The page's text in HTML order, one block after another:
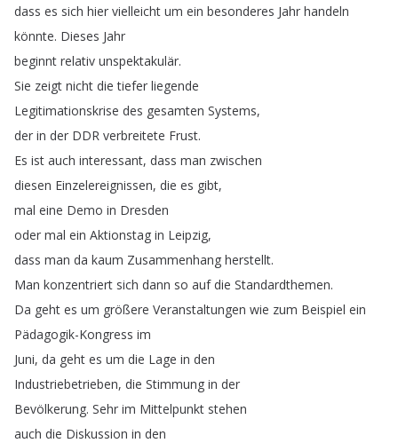
dass es sich hier vielleicht um ein besonderes Jahr handeln
könnte. Dieses Jahr
beginnt relativ unspektakulär.
Sie zeigt nicht die tiefer liegende
Legitimationskrise des gesamten Systems,
der in der DDR verbreitete Frust.
Es ist auch interessant, dass man zwischen
diesen Einzelereignissen, die es gibt,
mal eine Demo in Dresden
oder mal ein Aktionstag in Leipzig,
dass man da kaum Zusammenhang herstellt.
Man konzentriert sich dann so auf die Standardthemen.
Da geht es um größere Veranstaltungen wie zum Beispiel ein
Pädagogik-Kongress im
Juni, da geht es um die Lage in den
Industriebetrieben, die Stimmung in der
Bevölkerung. Sehr im Mittelpunkt stehen
auch die Diskussion in den